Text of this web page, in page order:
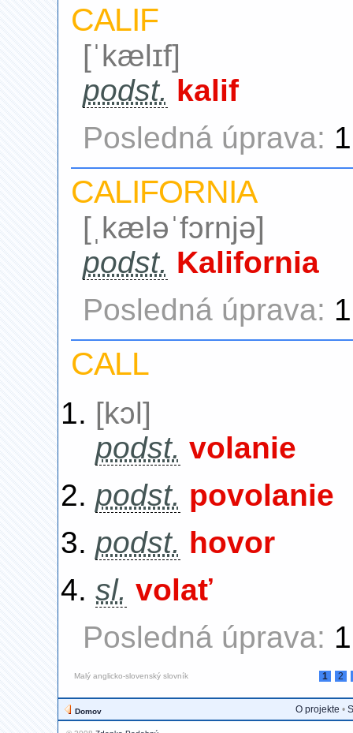
CALIF
[ˈkælɪf]
podst. kalif
Posledná úprava:
CALIFORNIA
[ˌkæləˈfɔrnjə]
podst. Kalifornia
Posledná úprava:
CALL
[kɔl]
podst. volanie
podst. povolanie
podst. hovor
sl. volať
Posledná úprava:
Malý anglicko-slovenský slovník 1 2
Domov O projekte •